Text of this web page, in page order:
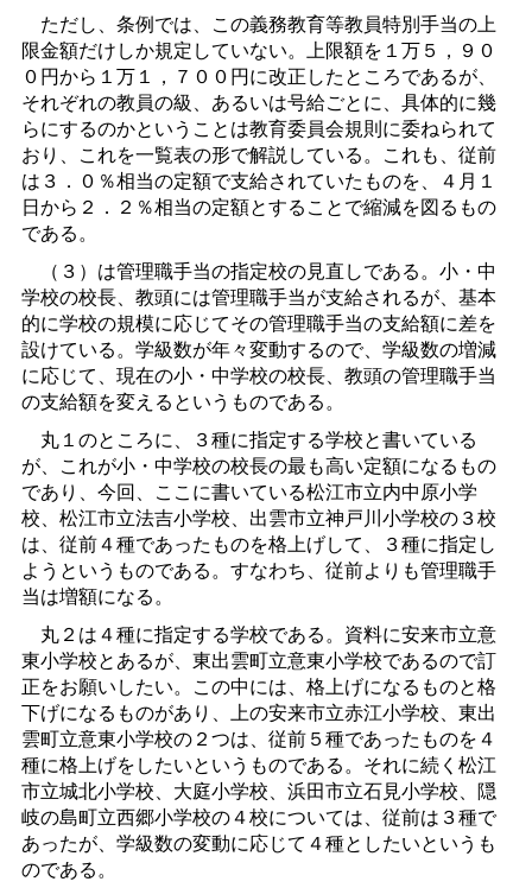
ただし、条例では、この義務教育等教員特別手当の上
限金額だけしか規定していない。上限額を１万５，９０
０円から１万１，７００円に改正したところであるが、
それぞれの教員の級、あるいは号給ごとに、具体的に幾
らにするのかということは教育委員会規則に委ねられて
おり、これを一覧表の形で解説している。これも、従前
は３．０％相当の定額で支給されていたものを、４月１
日から２．２％相当の定額とすることで縮減を図るもの
である。
（３）は管理職手当の指定校の見直しである。小・中
学校の校長、教頭には管理職手当が支給されるが、基本
的に学校の規模に応じてその管理職手当の支給額に差を
設けている。学級数が年々変動するので、学級数の増減
に応じて、現在の小・中学校の校長、教頭の管理職手当
の支給額を変えるというものである。
丸１のところに、３種に指定する学校と書いている
が、これが小・中学校の校長の最も高い定額になるもの
であり、今回、ここに書いている松江市立内中原小学
校、松江市立法吉小学校、出雲市立神戸川小学校の３校
は、従前４種であったものを格上げして、３種に指定し
ようというものである。すなわち、従前よりも管理職手
当は増額になる。
丸２は４種に指定する学校である。資料に安来市立意
東小学校とあるが、東出雲町立意東小学校であるので訂
正をお願いしたい。この中には、格上げになるものと格
下げになるものがあり、上の安来市立赤江小学校、東出
雲町立意東小学校の２つは、従前５種であったものを４
種に格上げをしたいというものである。それに続く松江
市立城北小学校、大庭小学校、浜田市立石見小学校、隠
岐の島町立西郷小学校の４校については、従前は３種で
あったが、学級数の変動に応じて４種としたいというも
のである。